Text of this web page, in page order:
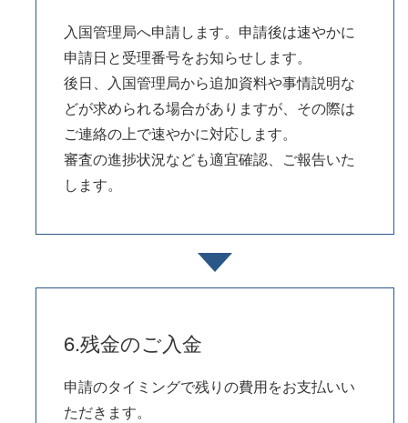
入国管理局へ申請します。申請後は速やかに
申請日と受理番号をお知らせします。
後日、入国管理局から追加資料や事情説明な
どが求められる場合がありますが、その際は
ご連絡の上で速やかに対応します。
審査の進捗状況なども適宜確認、ご報告いた
します。
6.残金のご入金
申請のタイミングで残りの費用をお支払いい
ただきます。